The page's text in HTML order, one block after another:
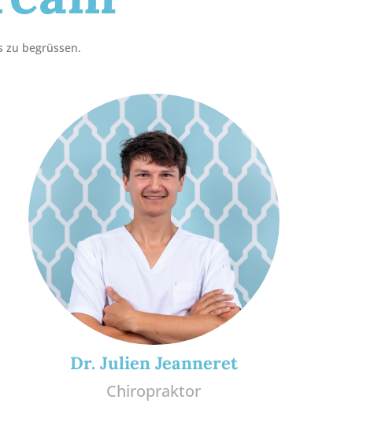
zu begrüssen.
Dr. Julien Jeanneret
Chiropraktor